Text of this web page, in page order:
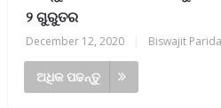
୨ ଗୁରୁତର
December 12, 2020 Biswajit Parida
ଅଧିକ ପଢନ୍ତୁ